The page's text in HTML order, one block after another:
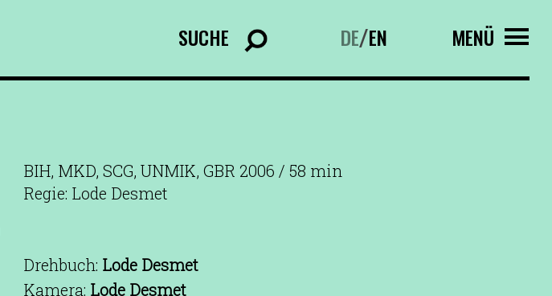
SUCHE DE/EN MENÜ
BIH, MKD, SCG, UNMIK, GBR 2006 / 58 min
Regie: Lode Desmet
Drehbuch: Lode Desmet
Kamera: Lode Desmet